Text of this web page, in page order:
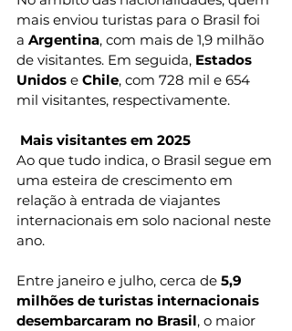
mais enviou turistas para o Brasil foi
a Argentina, com mais de 1,9 milhão
de visitantes. Em seguida, Estados
Unidos e Chile, com 728 mil e 654
mil visitantes, respectivamente.
Mais visitantes em 2025
Ao que tudo indica, o Brasil segue em
uma esteira de crescimento em
relação à entrada de viajantes
internacionais em solo nacional neste
ano.
Entre janeiro e julho, cerca de 5,9
milhões de turistas internacionais
desembarcaram no Brasil, o maior